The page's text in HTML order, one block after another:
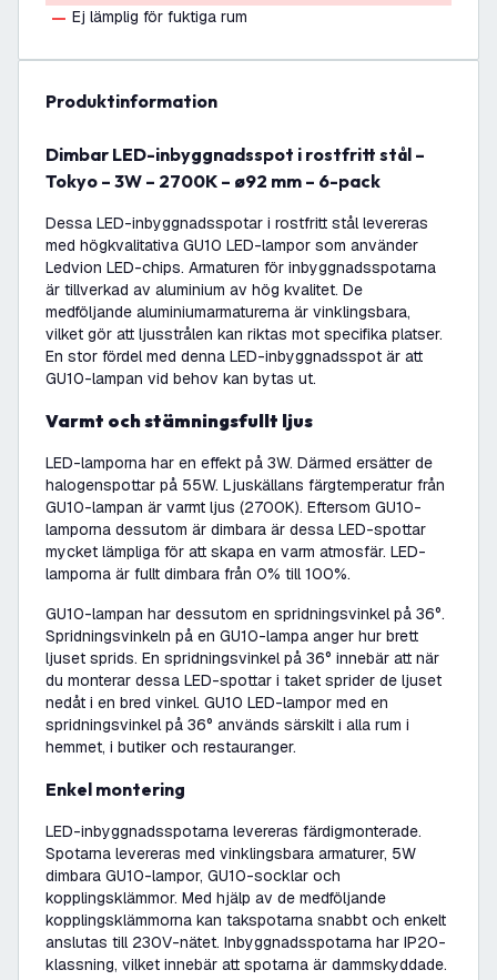
Ej lämplig för fuktiga rum
produktinformation
Dimbar LED-inbyggnadsspot i rostfritt stål –
Tokyo – 3W – 2700K – ø92 mm – 6-pack
Dessa LED-inbyggnadsspotar i rostfritt stål levereras
med högkvalitativa GU10 LED-lampor som använder
Ledvion LED-chips. Armaturen för inbyggnadsspotarna
är tillverkad av aluminium av hög kvalitet. De
medföljande aluminiumarmaturerna är vinklingsbara,
vilket gör att ljusstrålen kan riktas mot specifika platser.
En stor fördel med denna LED-inbyggnadsspot är att
GU10-lampan vid behov kan bytas ut.
Varmt och stämningsfullt ljus
LED-lamporna har en effekt på 3W. Därmed ersätter de
halogenspottar på 55W. Ljuskällans färgtemperatur från
GU10-lampan är varmt ljus (2700K). Eftersom GU10-
lamporna dessutom är dimbara är dessa LED-spottar
mycket lämpliga för att skapa en varm atmosfär. LED-
lamporna är fullt dimbara från 0% till 100%.
GU10-lampan har dessutom en spridningsvinkel på 36°.
Spridningsvinkeln på en GU10-lampa anger hur brett
ljuset sprids. En spridningsvinkel på 36° innebär att när
du monterar dessa LED-spottar i taket sprider de ljuset
nedåt i en bred vinkel. GU10 LED-lampor med en
spridningsvinkel på 36° används särskilt i alla rum i
hemmet, i butiker och restauranger.
Enkel montering
LED-inbyggnadsspotarna levereras färdigmonterade.
Spotarna levereras med vinklingsbara armaturer, 5W
dimbara GU10-lampor, GU10-socklar och
kopplingsklämmor. Med hjälp av de medföljande
kopplingsklämmorna kan takspotarna snabbt och enkelt
anslutas till 230V-nätet. Inbyggnadsspotarna har IP20-
klassning, vilket innebär att spotarna är dammskyddade.